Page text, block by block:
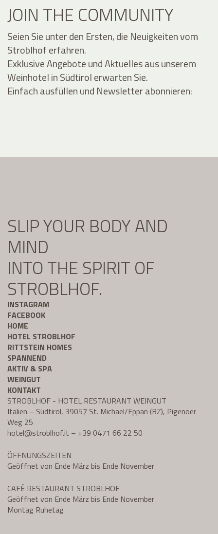
JOIN THE COMMUNITY
Seien Sie unter den Ersten, die Neuigkeiten vom
Stroblhof erfahren.
Exklusive Angebote und Aktuelles aus unserem
Weinhotel in Südtirol erwarten Sie.
Einfach ausfüllen und Newsletter abonnieren:
SLIP YOUR BODY AND
MIND
INTO THE SPIRIT OF
STROBLHOF.
INSTAGRAM
FACEBOOK
HOME
HOTEL STROBLHOF
RITTSTEIN HOMES
SPANNEND
AKTIV & SPA
WEINGUT
KONTAKT
STROBLHOF - HOTEL RESTAURANT WEINGUT
Italien – Südtirol, 39057 St. Michael/Eppan (BZ), Pigenoer
Weg 25
hotel@stroblhof.it – +39 0471 66 22 50
ÖFFNUNGSZEITEN
Geöffnet von Ende März bis Ende November
CAFÈ RESTAURANT STROBLHOF
Geöffnet von Ende März bis Ende November
Montag Ruhetag